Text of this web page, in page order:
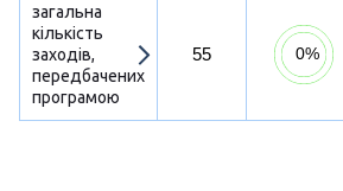
загальна
кількість
заходів,
передбачених
програмою
55